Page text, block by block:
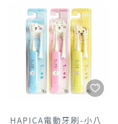
寶寶稚嫩雙腳
•從織布、設計、檢驗、製作
全程嚴格把關，打造現代時尚
獨創商品
HAPICA電動牙刷-小八